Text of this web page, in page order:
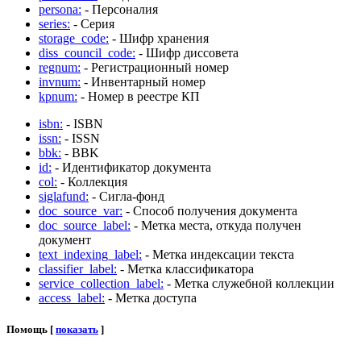
persona: - Персоналия
series: - Серия
storage_code: - Шифр хранения
diss_council_code: - Шифр диссовета
regnum: - Регистрационный номер
invnum: - Инвентарный номер
kpnum: - Номер в реестре КП
isbn: - ISBN
issn: - ISSN
bbk: - BBK
id: - Идентификатор документа
col: - Коллекция
siglafund: - Сигла-фонд
doc_source_var: - Способ получения документа
doc_source_label: - Метка места, откуда получен
документ
text_indexing_label: - Метка индексации текста
classifier_label: - Метка классификатора
service_collection_label: - Метка служебной коллекции
access_label: - Метка доступа
Помощь [ показать ]